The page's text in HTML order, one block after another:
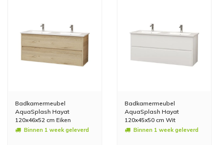
Badkamermeubel
AquaSplash Hayat
120x46x52 cm Eiken
Binnen 1 week geleverd
Badkamermeubel
AquaSplash Hayat
120x45x50 cm Wit
Binnen 1 week geleverd